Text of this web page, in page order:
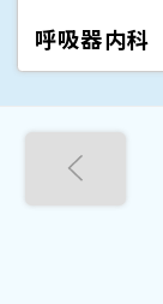
呼吸器内科